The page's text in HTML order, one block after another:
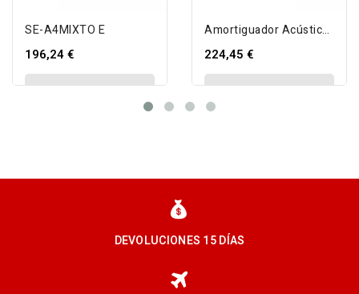
SE-A4MIXTO E
196,24 €
VIEW DETAIL
Amortiguador Acústico Híbrido SENOR...
224,45 €
VIEW DETAIL
DEVOLUCIONES 15 DÍAS